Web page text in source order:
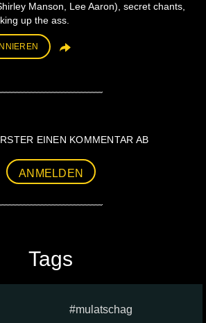
Manson, Lee Aaron), secret chants,
up the ass.
EINEN KOMMENTAR AB
ANMELDEN
Tags
mulatschag